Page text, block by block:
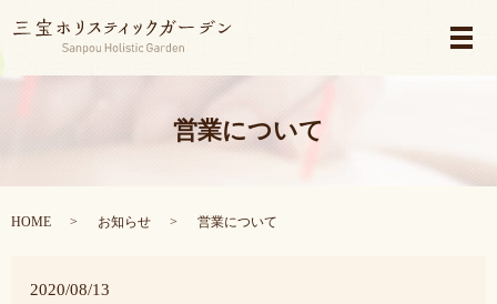
メ
営業について
HOME お知らせ 営業について
2020/08/13